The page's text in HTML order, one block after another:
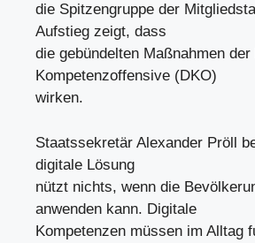
die Spitzengruppe der
Aufstieg zeigt, dass
die gebündelten Maßnahmen
Kompetenzoffensive (DKO)
wirken.
Staatssekretär Alexander Pröll
digitale Lösung
nützt nichts, wenn die
anwenden kann. Digitale
Kompetenzen müssen im Alltag